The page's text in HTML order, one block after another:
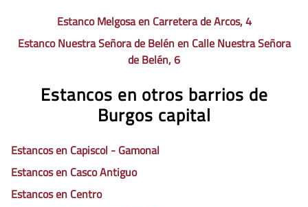
Estanco Melgosa en Carretera de Arcos, 4
Estanco Nuestra Señora de Belén en Calle Nuestra Señora
de Belén, 6
Estancos en otros barrios de
Burgos capital
Estancos en Capiscol - Gamonal
Estancos en Casco Antiguo
Estancos en Centro